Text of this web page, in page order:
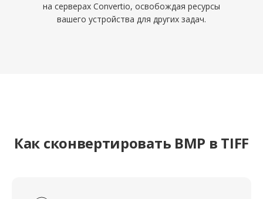
на серверах Convertio, освобождая ресурсы
вашего устройства для других задач.
Как сконвертировать BMP в TIFF